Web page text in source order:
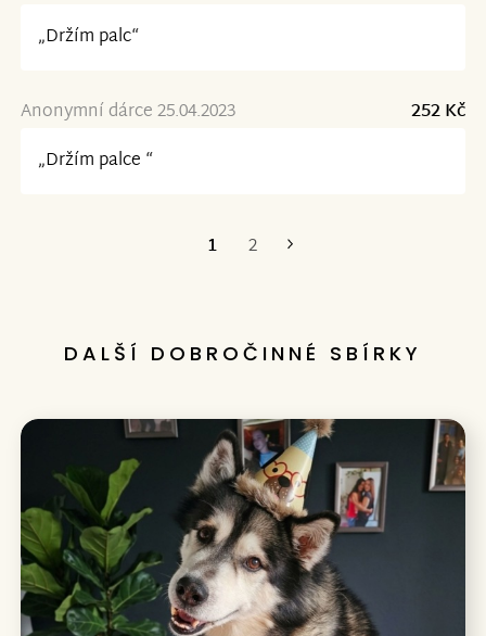
„Držím palc“
Anonymní dárce 25.04.2023
252 Kč
„Držím palce “
1 2
DALŠÍ DOBROČINNÉ SBÍRKY